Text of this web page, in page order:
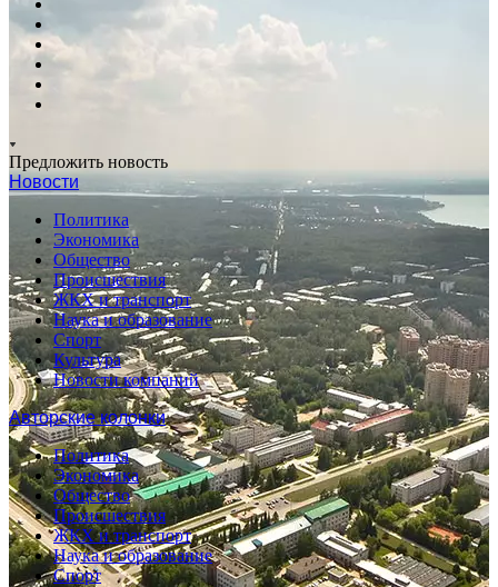
Предложить новость
Новости
Политика
Экономика
Общество
Происшествия
ЖКХ и транспорт
Наука и образование
Спорт
Культура
Новости компаний
Авторские колонки
Политика
Экономика
Общество
Происшествия
ЖКХ и транспорт
Наука и образование
Спорт